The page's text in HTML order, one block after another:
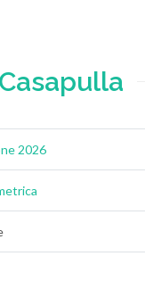
Casapulla
2026